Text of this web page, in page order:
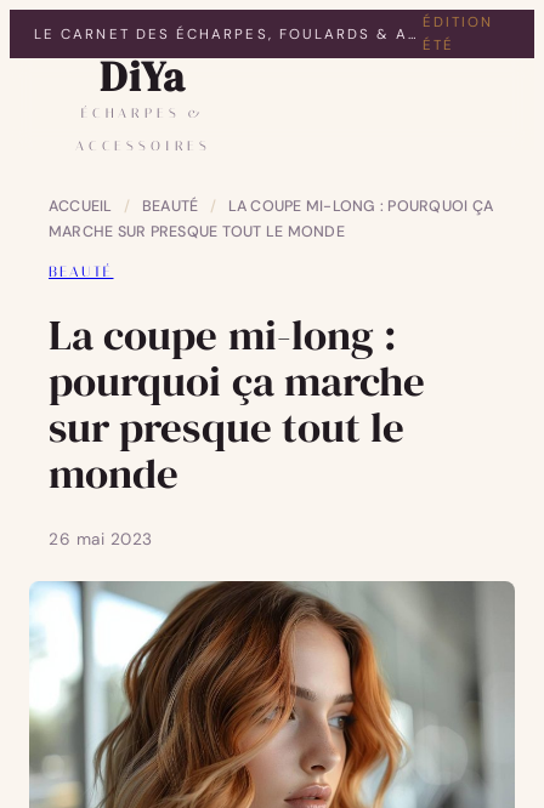
LE CARNET DES ÉCHARPES, FOULARDS & ACCESSOIRES
ÉDITION
ÉTÉ
DiYa
ÉCHARPES &
ACCESSOIRES
ACCUEIL / BEAUTÉ /
LA COUPE MI-LONG : POURQUOI ÇA
MARCHE SUR PRESQUE TOUT LE MONDE
BEAUTÉ
La coupe mi-long :
pourquoi ça marche
sur presque tout le
monde
26 mai 2023